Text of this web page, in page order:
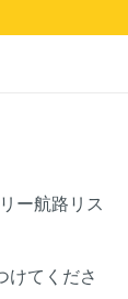
ー航路リス
けてくださ